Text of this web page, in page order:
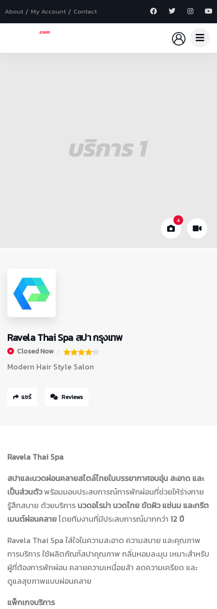
About My Account Contact
4
Ravela Thai Spa สปา กรุงเทพ
Closed Now
Modern Hair Style Salon
แชร์ Reviews
Ravela Thai Spa
สปาและนวดผ่อนคลายสไตล์ไทยในบรรยากาศอบอุ่น สะอาด และ
เป็นส่วนตัวพร้อมมอบประสบการณ์การพักผ่อนที่ช่วยให้ร่างกาย
รู้สึกสบาย ด้วยบริการ นวดอโรม่า นวดไทย ขัดผิว แช่นม และทรีต
เมนต์ผ่อนคลายโดยทีมงานที่มีประสบการณ์มากกว่า 12 ปี
Ravela Thai Spa ใส่ใจในความสะอาด ความสบาย และคุณภาพ
การบริการ ใช้ผลิตภัณฑ์สปาคุณภาพ กลิ่นหอมละมุน เหมาะสำหรับ
ผู้ที่ต้องการพักผ่อน คลายความเหนื่อยล้า ลดความเครียด และ
ดูแลสุขภาพแบบผ่อนคลาย
แพ็กเกจบริการ